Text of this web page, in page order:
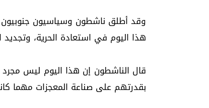
وقد أطلق ناشطون وسياسيون جنوبيون
هذا اليوم في استعادة الحرية،
قال الناشطون إن هذا اليوم ليس مجرد
بقدرتهم على صناعة المعجزات مهما